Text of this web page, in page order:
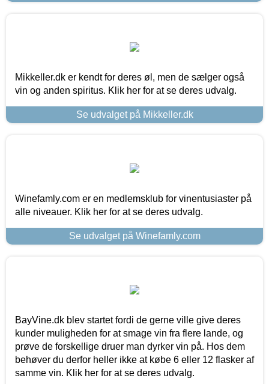
Mikkeller.dk er kendt for deres øl, men de sælger også
vin og anden spiritus. Klik her for at se deres udvalg.
Se udvalget på Mikkeller.dk
Winefamly.com er en medlemsklub for vinentusiaster på
alle niveauer. Klik her for at se deres udvalg.
Se udvalget på Winefamly.com
BayVine.dk blev startet fordi de gerne ville give deres
kunder muligheden for at smage vin fra flere lande, og
prøve de forskellige druer man dyrker vin på. Hos dem
behøver du derfor heller ikke at købe 6 eller 12 flasker af
samme vin. Klik her for at se deres udvalg.